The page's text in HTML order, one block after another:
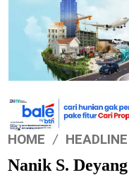
HOME HEADLINE
Nanik S.